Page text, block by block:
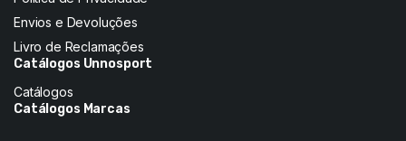
Envios e Devoluções
Livro de Reclamações
Catálogos Unnosport
Catálogos
Catálogos Marcas